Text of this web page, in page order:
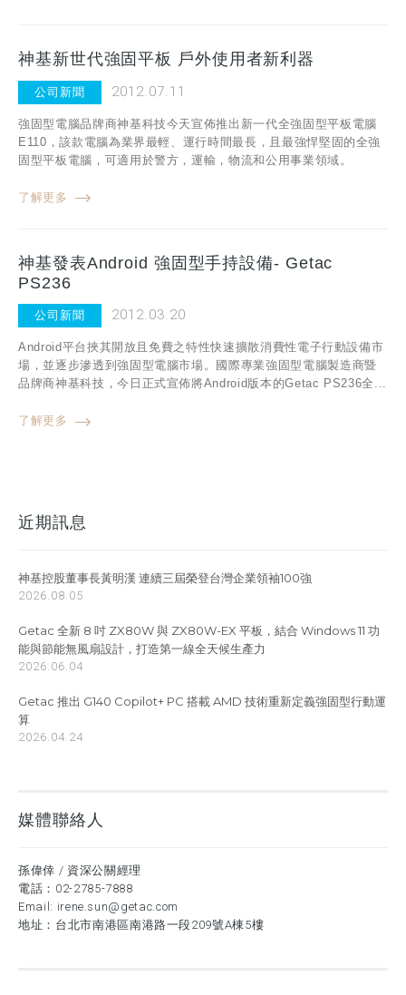
神基新世代強固平板 戶外使用者新利器
公司新聞 2012.07.11
強固型電腦品牌商神基科技今天宣佈推出新一代全強固型平板電腦
E110，該款電腦為業界最輕、運行時間最長，且最強悍堅固的全強
固型平板電腦，可適用於警方，運輸，物流和公用事業領域。
了解更多
神基發表Android 強固型手持設備- Getac
PS236
公司新聞 2012.03.20
Android平台挾其開放且免費之特性快速擴散消費性電子行動設備市
場，並逐步滲透到強固型電腦市場。國際專業強固型電腦製造商暨
品牌商神基科技，今日正式宣佈將Android版本的Getac PS236全...
了解更多
近期訊息
神基控股董事長黃明漢 連續三屆榮登台灣企業領袖100強
2026.08.05
Getac 全新 8 吋 ZX80W 與 ZX80W-EX 平板，結合 Windows 11 功
能與節能無風扇設計，打造第一線全天候生產力
2026.06.04
Getac 推出 G140 Copilot+ PC 搭載 AMD 技術重新定義強固型行動運
算
2026.04.24
媒體聯絡人
孫偉倖 / 資深公關經理
電話： 02-2785-7888
Email: irene.sun@getac.com
地址：台北市南港區南港路一段209號A棟5樓